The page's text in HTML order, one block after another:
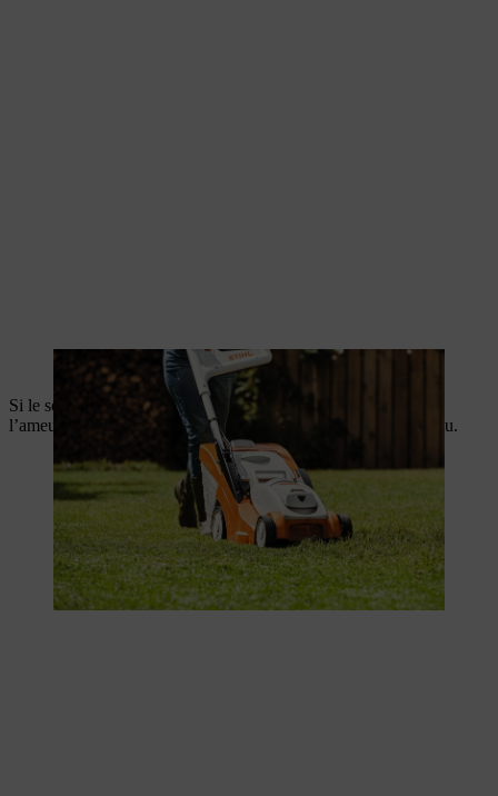
La pelouse est tondue pour la préparation
Si le sol est sec et dur, il est conseillé d’arroser le gazon pour
l’ameublir légèrement et vous permettre de le niveler au rouleau.